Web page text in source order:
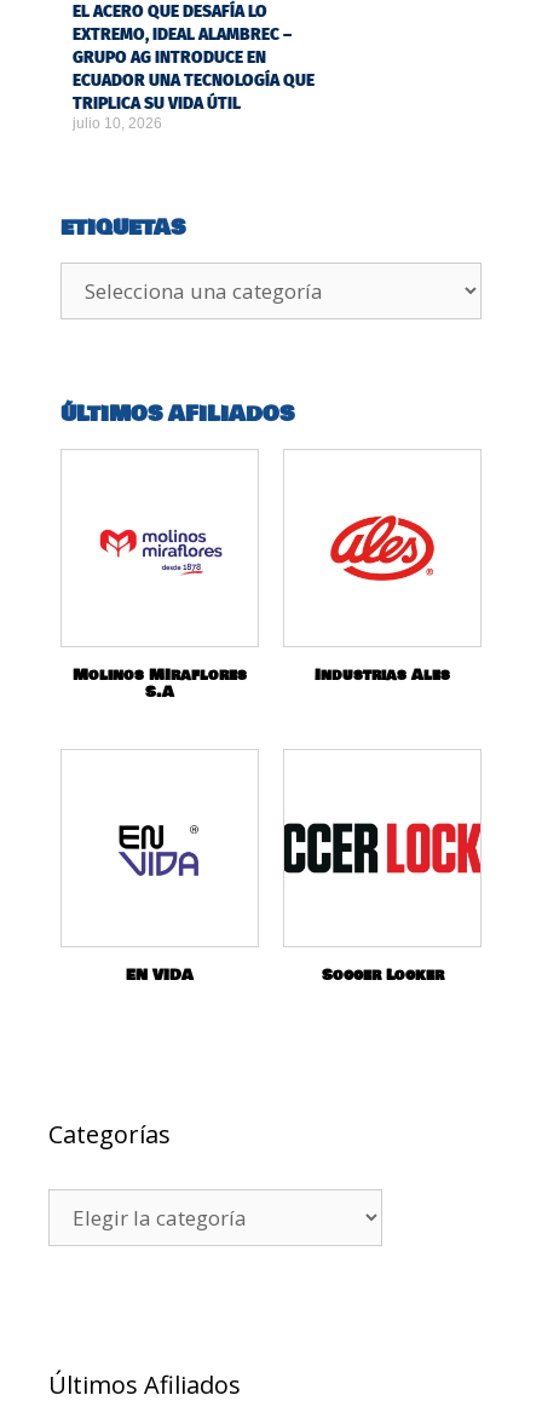
EL ACERO QUE DESAFÍA LO
EXTREMO, IDEAL ALAMBREC –
GRUPO AG INTRODUCE EN
ECUADOR UNA TECNOLOGÍA QUE
TRIPLICA SU VIDA ÚTIL
julio 10, 2026
ETIQUETAS
ÚLTIMOS AFILIADOS
Molinos MIraflores
S.A
Industrias Ales
EN VIDA Soccer Locker
Categorías
Últimos Afiliados